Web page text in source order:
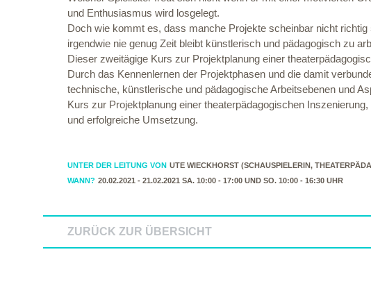
und Enthusiasmus wird losgelegt.
Doch wie kommt es, dass manche Projekte scheinbar nicht
irgendwie nie genug Zeit bleibt künstlerisch und pädagogisch zu
Dieser zweitägige Kurs zur Projektplanung einer
Durch das Kennenlernen der Projektphasen und die damit
technische, künstlerische und pädagogische Arbeitsebenen und
Kurs zur Projektplanung einer theaterpädagogischen
und erfolgreiche Umsetzung.
UNTER DER LEITUNG VON UTE WIECKHORST (SCHAUSPIELERIN,
WANN? 20.02.2021 - 21.02.2021 SA. 10:00 - 17:00 UND SO. 10:00 - 16:30 UHR
ZURÜCK ZUR ÜBERSICHT